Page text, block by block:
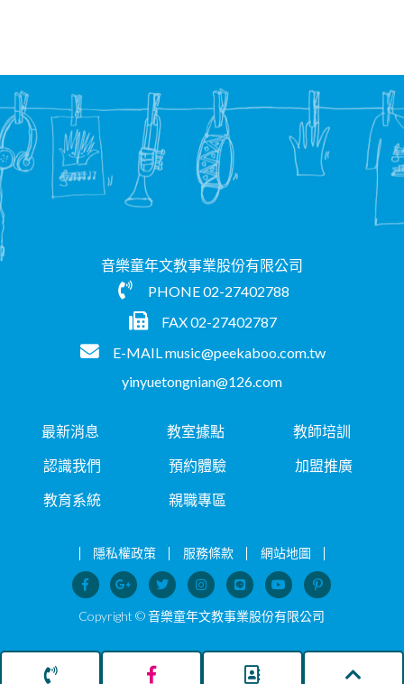
音樂童年文教事業股份有限公司
PHONE02-27402788
FAX 02-27402787
E-MAILmusic@peekaboo.com.tw
yinyuetongnian@126.com
最新消息 教室據點
教師培訓
認識我們
預約體驗
加盟推廣
教育系統
親職專區
隱私權政策 服務條款 網站地圖
Copyright © 音樂童年文教事業股份有限公司